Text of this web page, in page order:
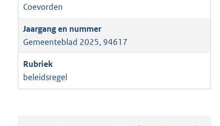
Coevorden
Gemeenteblad 2025, 94617
beleidsregel